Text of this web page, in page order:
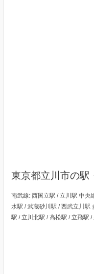
東京都立川市の駅
南武線: 西国立駅 / 立川駅 中央
水駅 / 武蔵砂川駅 / 西武立川駅
駅 / 立川北駅 / 高松駅 / 立飛駅